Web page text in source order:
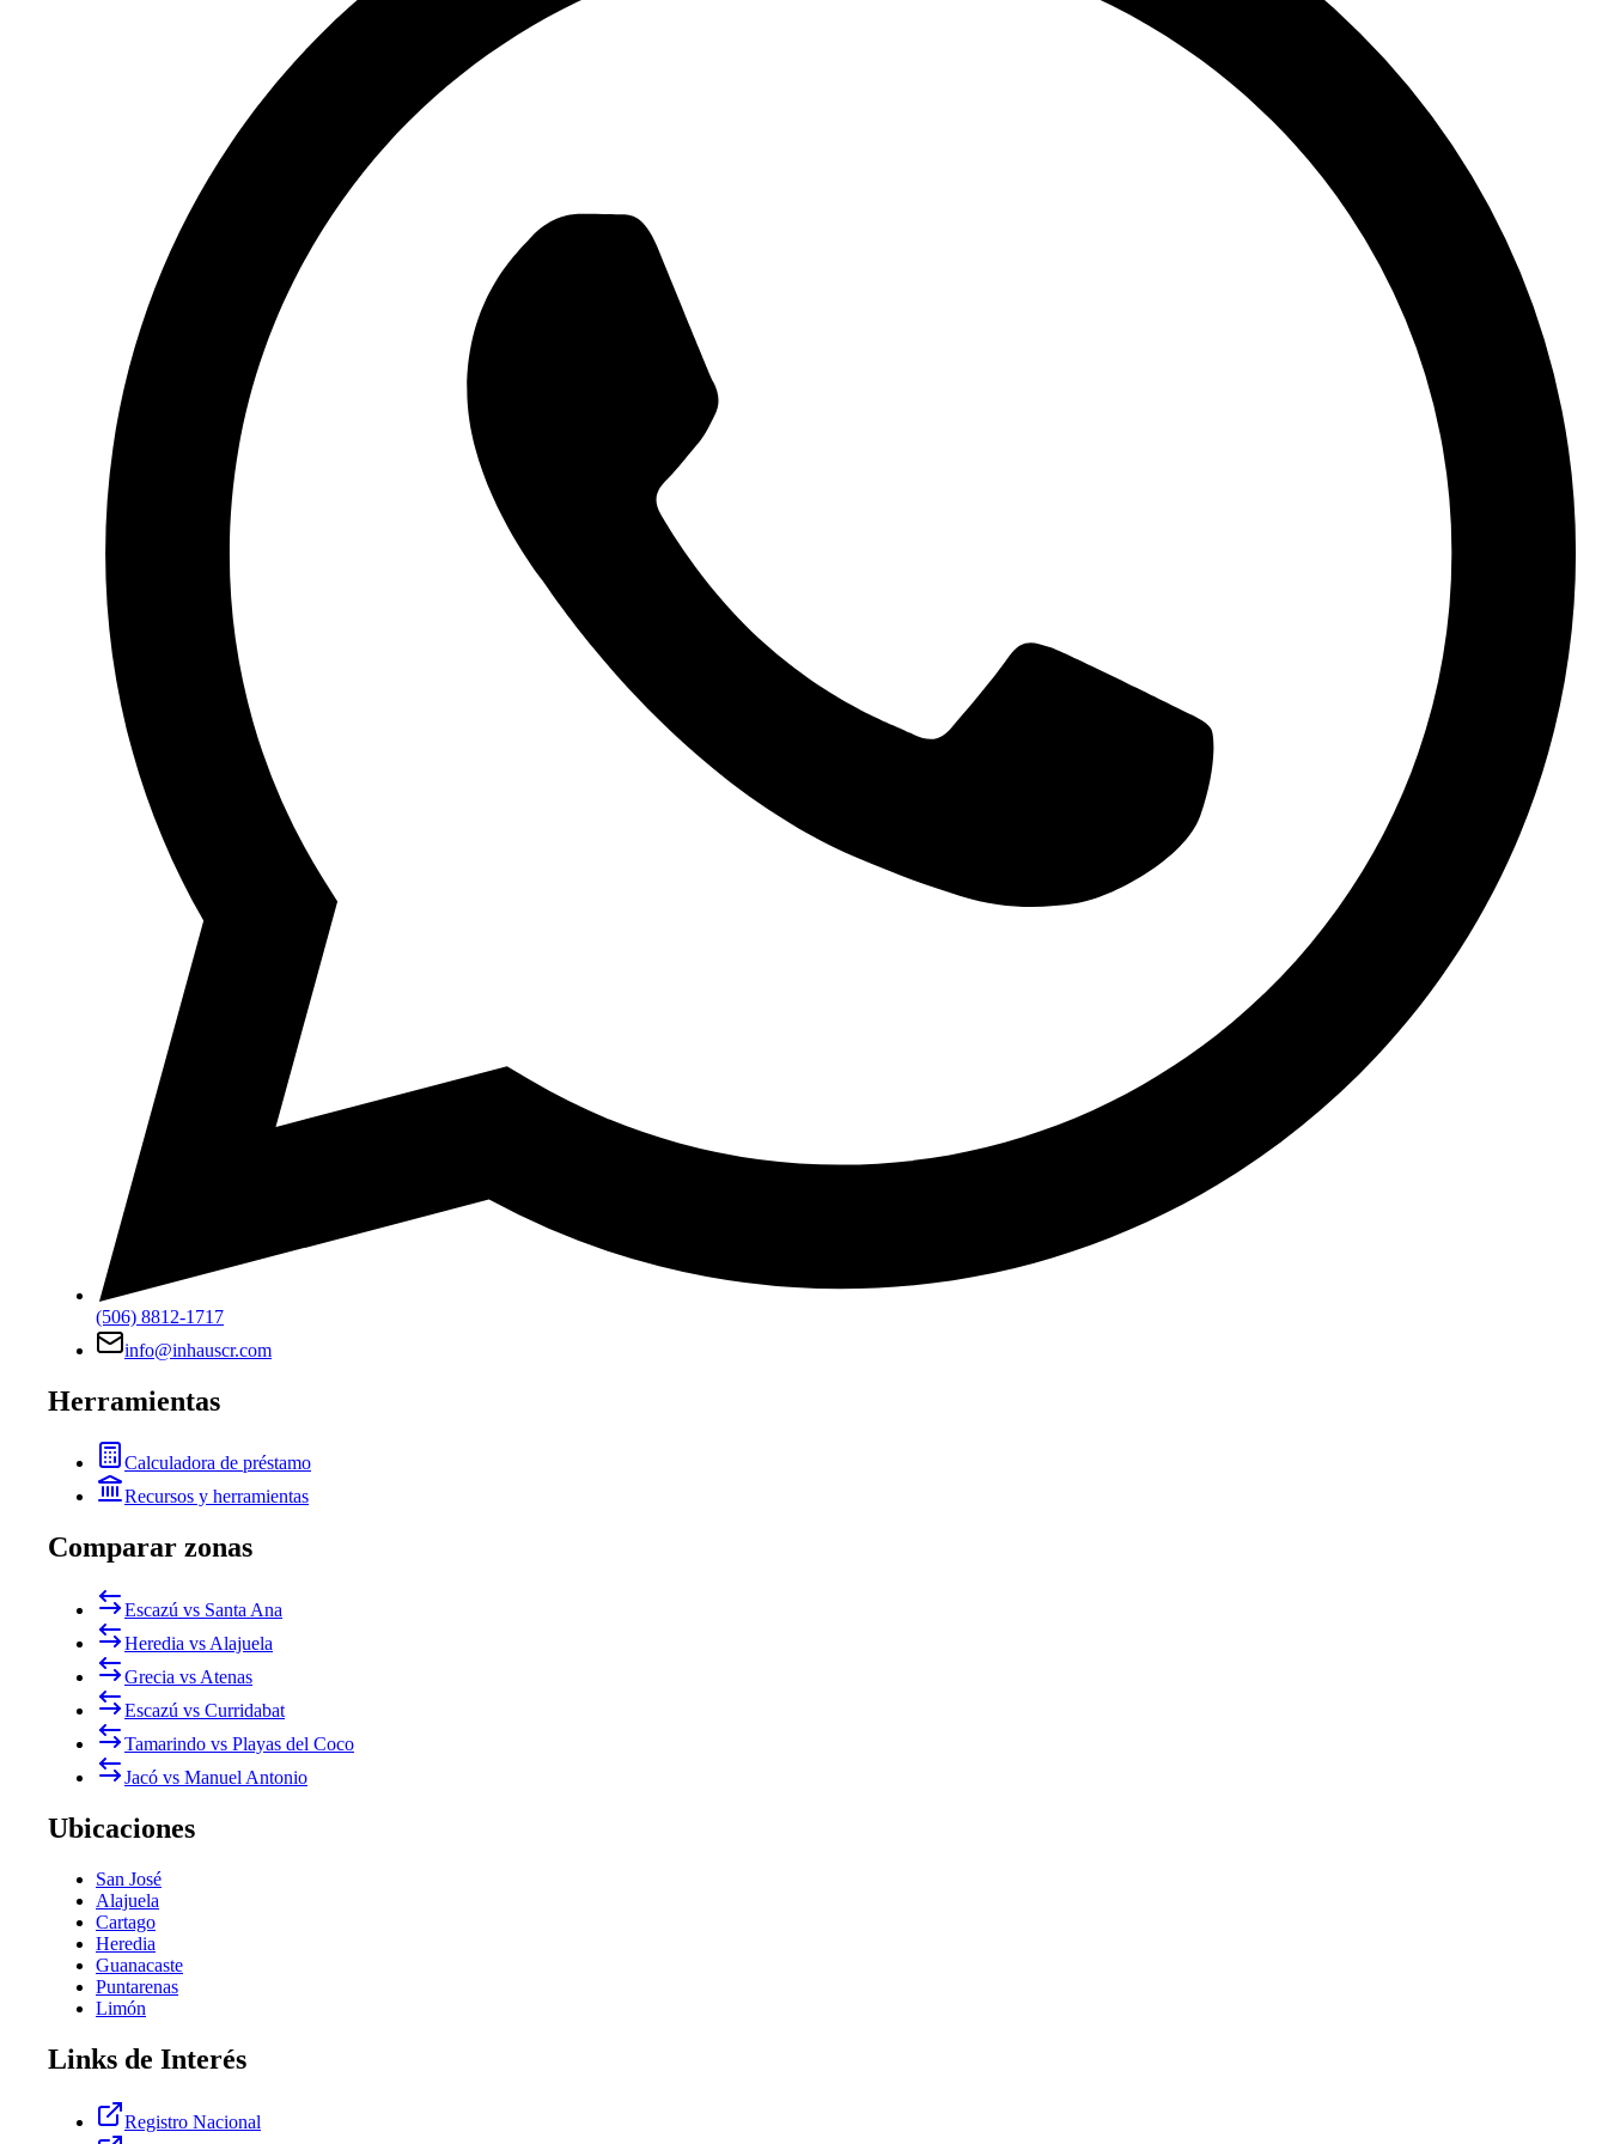
(506) 8812-1717
info@inhauscr.com
Herramientas
Calculadora de préstamo
Recursos y herramientas
Comparar zonas
Escazú vs Santa Ana
Heredia vs Alajuela
Grecia vs Atenas
Escazú vs Curridabat
Tamarindo vs Playas del Coco
Jacó vs Manuel Antonio
Ubicaciones
San José
Alajuela
Cartago
Heredia
Guanacaste
Puntarenas
Limón
Links de Interés
Registro Nacional